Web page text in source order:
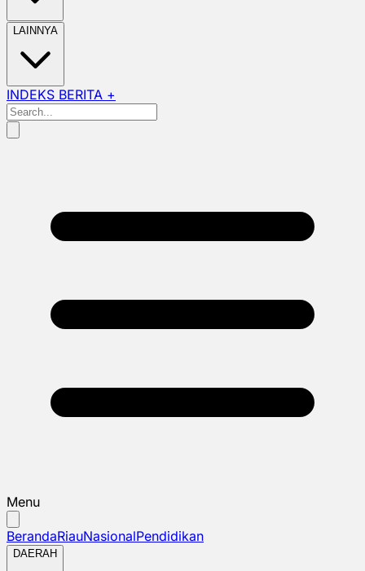
LAINNYA
INDEKS BERITA +
Menu
BerandaRiauNasionalPendidikan
DAERAH